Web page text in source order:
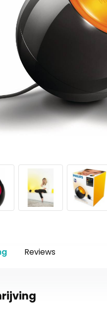
Reviews